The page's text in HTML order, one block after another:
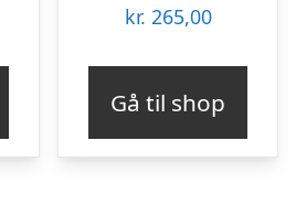
kr. 265,00
Gå til shop